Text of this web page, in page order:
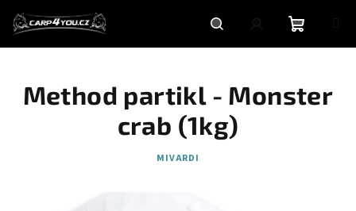
obsah
HledatPřihlášeníNákupní
košík
Method partikl - Monster
crab (1kg)
MIVARDI